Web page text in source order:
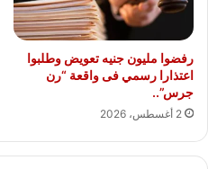
رفضوا مليون جنيه تعويض وطلبوا
اعتذارا رسمي فى واقعة “رن
جرس”..
2 أغسطس، 2026